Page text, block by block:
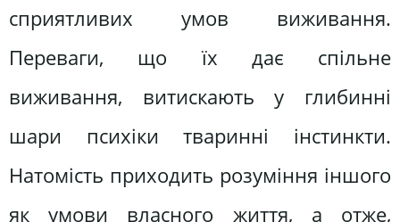
сприятливих умов виживання.
Переваги, що їх дає спільне
виживання, витискають у глибинні
шари психіки тваринні інстинкти.
Натомість приходить розуміння іншого
як умови власного життя, а отже,